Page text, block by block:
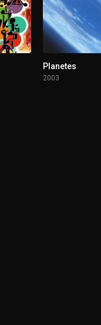
Planetes
2003